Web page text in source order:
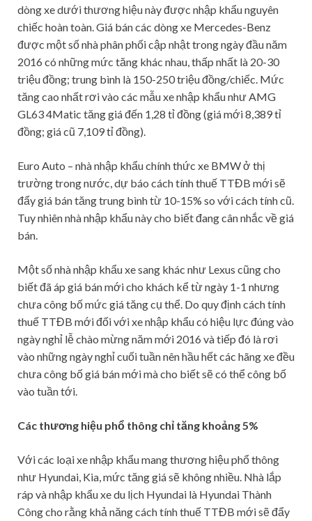
dòng xe dưới thương hiệu này được nhập khẩu nguyên
chiếc hoàn toàn. Giá bán các dòng xe Mercedes-Benz
được một số nhà phân phối cập nhật trong ngày đầu năm
2016 có những mức tăng khác nhau, thấp nhất là 20-30
triệu đồng; trung bình là 150-250 triệu đồng/chiếc. Mức
tăng cao nhất rơi vào các mẫu xe nhập khẩu như AMG
GL63 4Matic tăng giá đến 1,28 tỉ đồng (giá mới 8,389 tỉ
đồng; giá cũ 7,109 tỉ đồng).
Euro Auto – nhà nhập khẩu chính thức xe BMW ở thị
trường trong nước, dự báo cách tính thuế TTĐB mới sẽ
đẩy giá bán tăng trung bình từ 10-15% so với cách tính cũ.
Tuy nhiên nhà nhập khẩu này cho biết đang cân nhắc về giá
bán.
Một số nhà nhập khẩu xe sang khác như Lexus cũng cho
biết đã áp giá bán mới cho khách kể từ ngày 1-1 nhưng
chưa công bố mức giá tăng cụ thể. Do quy định cách tính
thuế TTĐB mới đối với xe nhập khẩu có hiệu lực đúng vào
ngày nghỉ lễ chào mừng năm mới 2016 và tiếp đó là rơi
vào những ngày nghỉ cuối tuần nên hầu hết các hãng xe đều
chưa công bố giá bán mới mà cho biết sẽ có thể công bố
vào tuần tới.
Các thương hiệu phổ thông chỉ tăng khoảng 5%
Với các loại xe nhập khẩu mang thương hiệu phổ thông
như Hyundai, Kia, mức tăng giá sẽ không nhiều. Nhà lắp
ráp và nhập khẩu xe du lịch Hyundai là Hyundai Thành
Công cho rằng khả năng cách tính thuế TTĐB mới sẽ đẩy